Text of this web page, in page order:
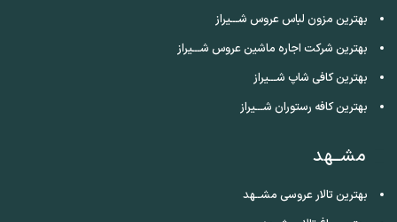
بهترین مزون لباس عروس شـــیراز
بهترین شرکت اجاره ماشین عروس شـــیراز
بهترین کافی شاپ شـــیراز
بهترین کافه رستوران شـــیراز
مشــهد
بهترین تالار عروسی مشــهد